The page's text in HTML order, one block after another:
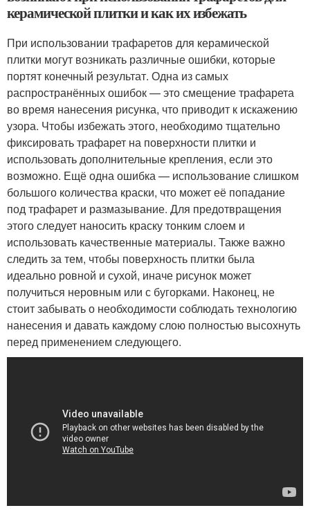
керамической плитки и как их избежать
При использовании трафаретов для керамической
плитки могут возникать различные ошибки, которые
портят конечный результат. Одна из самых
распространённых ошибок — это смещение трафарета
во время нанесения рисунка, что приводит к искажению
узора. Чтобы избежать этого, необходимо тщательно
фиксировать трафарет на поверхности плитки и
использовать дополнительные крепления, если это
возможно. Ещё одна ошибка — использование слишком
большого количества краски, что может её попадание
под трафарет и размазывание. Для предотвращения
этого следует наносить краску тонким слоем и
использовать качественные материалы. Также важно
следить за тем, чтобы поверхность плитки была
идеально ровной и сухой, иначе рисунок может
получиться неровным или с бугорками. Наконец, не
стоит забывать о необходимости соблюдать технологию
нанесения и давать каждому слою полностью высохнуть
перед применением следующего.